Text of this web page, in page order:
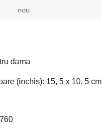
nou
dama
(inchis): 15, 5 x 10, 5 cm